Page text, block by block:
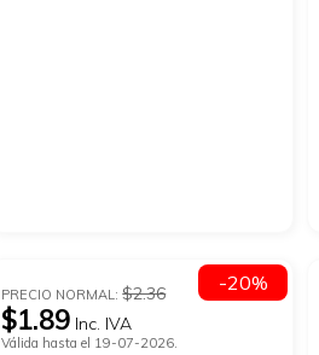
PRECIO NORMAL:$2.36
$1.89 Inc. IVA
Válida hasta el 19-07-2026.
-20%